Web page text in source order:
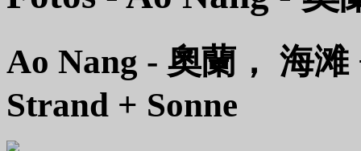
Ao Nang - 奧蘭， 海滩
Strand + Sonne